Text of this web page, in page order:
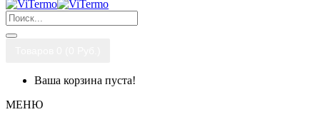
Ваша корзина пуста!
МЕНЮ